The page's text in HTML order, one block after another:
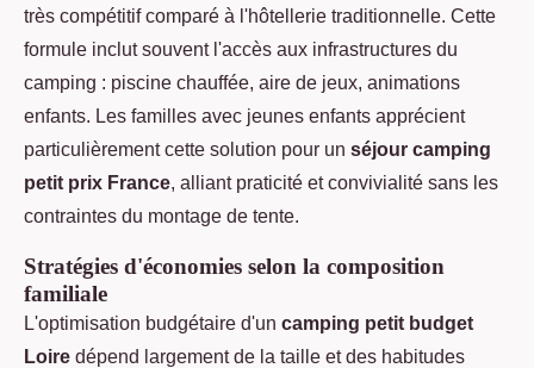
très compétitif comparé à l'hôtellerie traditionnelle. Cette
formule inclut souvent l'accès aux infrastructures du
camping : piscine chauffée, aire de jeux, animations
enfants. Les familles avec jeunes enfants apprécient
particulièrement cette solution pour un séjour camping
petit prix France, alliant praticité et convivialité sans les
contraintes du montage de tente.
Stratégies d'économies selon la composition
familiale
L'optimisation budgétaire d'un camping petit budget
Loire dépend largement de la taille et des habitudes